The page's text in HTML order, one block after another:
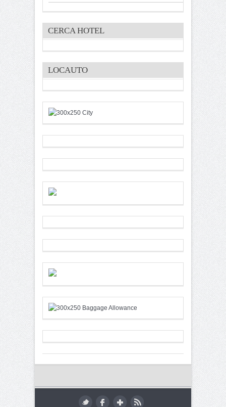
CERCA HOTEL
LOCAUTO